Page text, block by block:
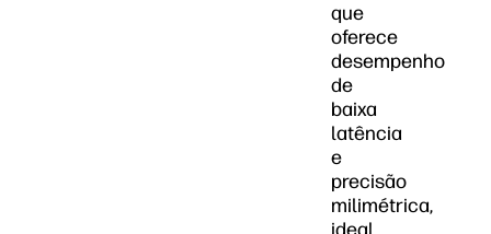
que
oferece
desempenho
de
baixa
latência
e
precisão
milimétrica,